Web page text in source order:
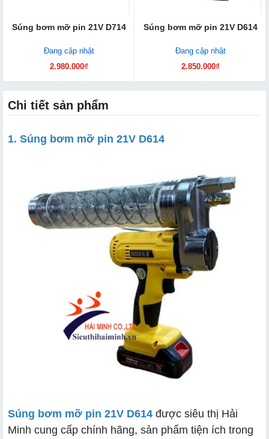
Súng bơm mỡ pin 21V D714
Đang cập nhật
2.980.000₫
Súng bơm mỡ pin 21V D614
Đang cập nhật
2.850.000₫
Chi tiết sản phẩm
1. Súng bơm mỡ pin 21V D614
Súng bơm mỡ pin 21V D614 được siêu thị Hải
Minh cung cấp chính hãng, sản phẩm tiện ích trong